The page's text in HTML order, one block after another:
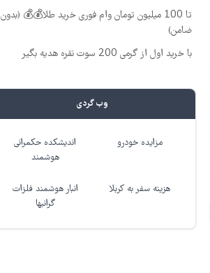
تا 100 میلیون تومان وام فوری خرید طلا💰💰 (بدون
ضامن)
با خرید اول از گرمی 200 سوت نقره هدیه بگیر
وب گردی
مزایده خودرو
اندیشکده حکمرانی
هوشمند
هزینه سفر به کربلا
انبار هوشمند فلزات
گرانبها